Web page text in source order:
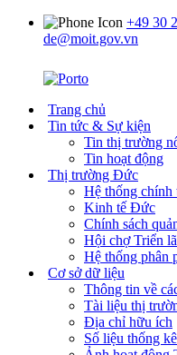
+49 30
de@moit.gov.vn
Trang chủ
Tin tức & Sự kiện
Tin thị trường
Tin hoạt động
Thị trường Đức
Hệ thống
Kinh tế Đức
Chính sách
Hội chợ Triển
Hệ thống phân
Cơ sở dữ liệu
Thông tin về
Tài liệu thị
Địa chỉ hữu ích
Số liệu thống